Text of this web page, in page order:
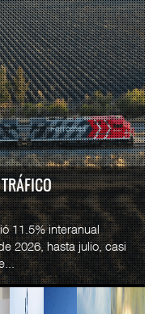
11.5% interanual
2026, hasta julio, casi